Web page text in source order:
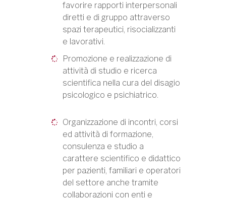
favorire rapporti interpersonali
diretti e di gruppo attraverso
spazi terapeutici, risocializzanti
e lavorativi.
Promozione e realizzazione di
attività di studio e ricerca
scientifica nella cura del disagio
psicologico e psichiatrico.
Organizzazione di incontri, corsi
ed attività di formazione,
consulenza e studio a
carattere scientifico e didattico
per pazienti, familiari e operatori
del settore anche tramite
collaborazioni con enti e